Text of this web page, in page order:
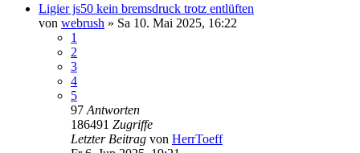
Ligier js50 kein bremsdruck trotz entlüften
von webrush » Sa 10. Mai 2025, 16:22
1
2
3
4
5
97Antworten
186491 Zugriffe
Letzter Beitrag von HerrToeff